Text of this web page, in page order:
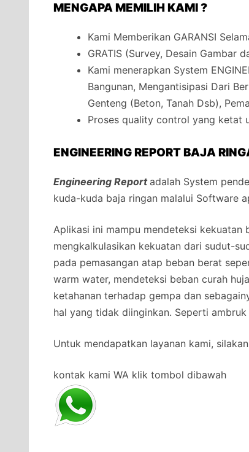
MENGAPA MEMILIH KAMI ?
Kami Memberikan GARANSI
GRATIS (Survey, Desain Gambar
Kami menerapkan System
Bangunan, Mengantisipasi Dari
Genteng (Beton, Tanah Dsb),
Proses quality control yang ketat
ENGINEERING REPORT BAJA
Engineering Reportadalah System
kuda-kuda baja ringan malalui Software
Aplikasi ini mampu mendeteksi
mengkalkulasikan kekuatan dari sudut-
pada pemasangan atap beban berat
warm water, mendeteksi beban curah
ketahanan terhadap gempa dan
hal yang tidak diinginkan. Seperti
Untuk mendapatkan layanan kami,
kontak kami WA klik tombol dibawah